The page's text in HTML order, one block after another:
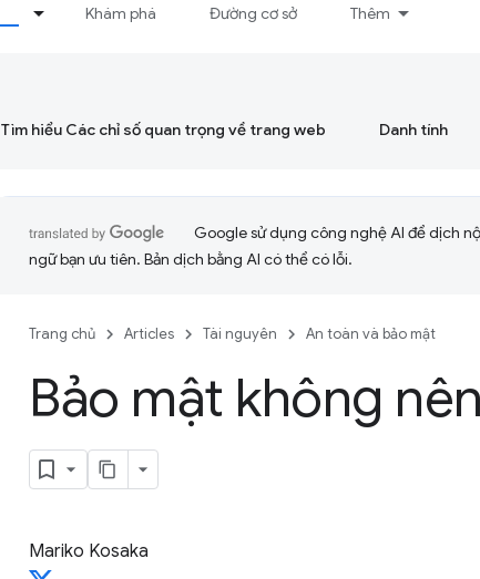
Khám phá Đường cơ sở Thêm
Tìm hiểu Các chỉ số quan trọng về trang web Danh tính
Google sử dụng công nghệ AI để dịch
ngữ bạn ưu tiên. Bản dịch bằng AI có thể có lỗi.
Trang chủ Articles Tài nguyên An toàn và bảo mật
Bảo mật không
Mariko Kosaka